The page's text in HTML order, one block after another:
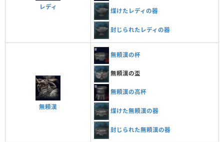
レディ
煤けたレディの器
封じられたレディの器
無頼漢
無頼漢の杯
無頼漢の盃
無頼漢の高杯
煤けた無頼漢の器
封じられた無頼漢の器